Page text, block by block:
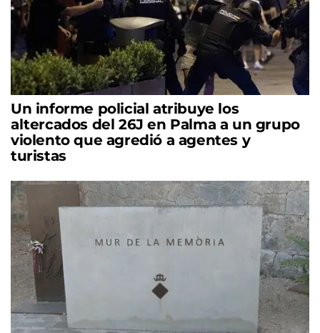
Un informe policial atribuye los
altercados del 26J en Palma a un grupo
violento que agredió a agentes y
turistas